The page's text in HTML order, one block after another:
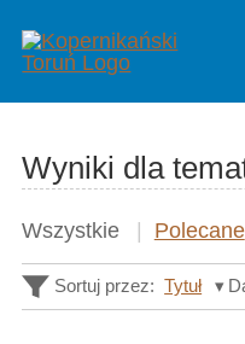
Wyniki dla
Wszystkie Polecane
Sortuj przez: Tytuł